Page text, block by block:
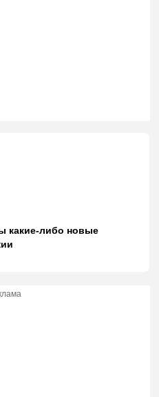
какие-либо новые